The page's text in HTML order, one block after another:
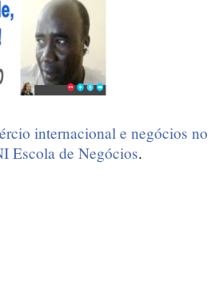
internacional e negócios no
Escola de Negócios.